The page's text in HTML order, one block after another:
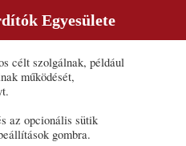
Éva
olasz, román
célt szolgálnak, például
működését,
az opcionális sütik
gombra.
Egyesülete